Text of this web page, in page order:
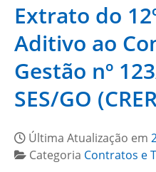
Extrato do
Aditivo ao
Gestão nº
SES/GO
Última Atualização em
Categoria Contratos e